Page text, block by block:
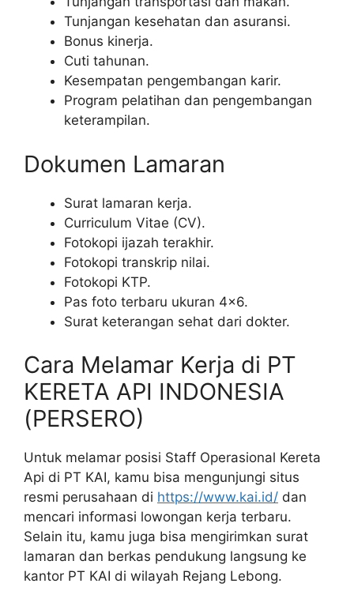
Tunjangan kesehatan dan asuransi.
Bonus kinerja.
Cuti tahunan.
Kesempatan pengembangan karir.
Program pelatihan dan pengembangan
keterampilan.
Dokumen Lamaran
Surat lamaran kerja.
Curriculum Vitae (CV).
Fotokopi ijazah terakhir.
Fotokopi transkrip nilai.
Fotokopi KTP.
Pas foto terbaru ukuran 4×6.
Surat keterangan sehat dari dokter.
Cara Melamar Kerja di PT
KERETA API INDONESIA
(PERSERO)
Untuk melamar posisi Staff Operasional Kereta
Api di PT KAI, kamu bisa mengunjungi situs
resmi perusahaan di https://www.kai.id/ dan
mencari informasi lowongan kerja terbaru.
Selain itu, kamu juga bisa mengirimkan surat
lamaran dan berkas pendukung langsung ke
kantor PT KAI di wilayah Rejang Lebong.